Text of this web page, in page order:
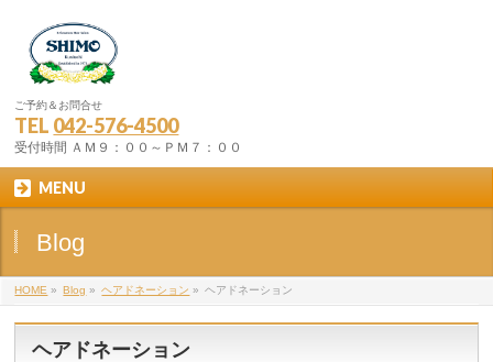
ご予約＆お問合せ
TEL 042-576-4500
受付時間 ＡＭ９：００～ＰＭ７：００
MENU
Blog
HOME » Blog » ヘアドネーション » ヘアドネーション
ヘアドネーション